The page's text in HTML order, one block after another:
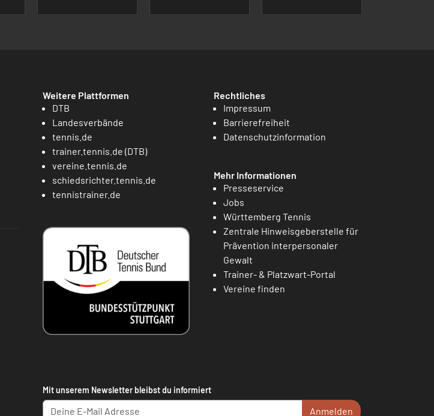
Weitere Plattformen
DTB
Landesverbände
tennis.de
trainer.tennis.de (DTB)
vereine.tennis.de
schiedsrichter.tennis.de
tennistrainer.de
Rechtliches
Impressum
Barrierefreiheit
Datenschutzinformation
Mehr Informationen
Presseservice
Jobs
Württemberg Tennis
Zentrale Hinweisgeberstelle für
Prävention interpersonaler
Gewalt
Trainer- & Platzwart-Portal
Vereine finden
Mit unserem Newsletter bleibst du informiert
Anmelden